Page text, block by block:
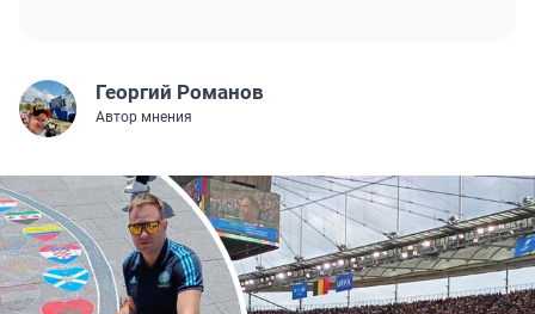
Георгий Романов
Автор мнения